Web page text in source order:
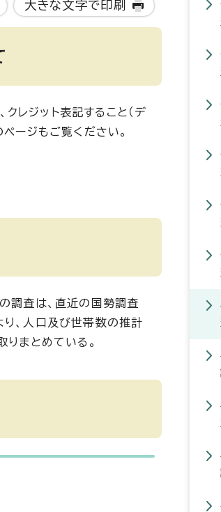
大きな文字で印刷
レジット表記すること（デ
ージもご覧ください。
調査は、直近の国勢調査
り、人口及び世帯数の推計
まとめている。